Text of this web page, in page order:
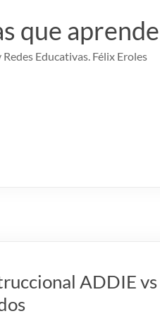
que
Educativas. Félix Eroles
ADDIE